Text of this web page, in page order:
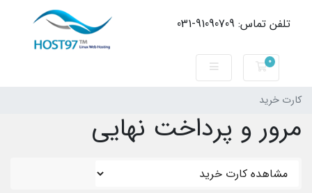
تلفن تماس: 91090709-031
0 کارت خرید
کارت خرید
مرور و پرداخت نهایی